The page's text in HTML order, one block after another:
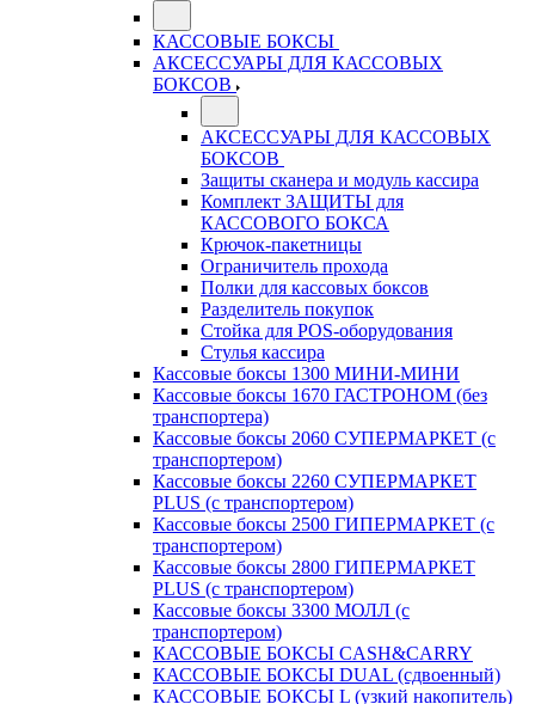
КАССОВЫЕ БОКСЫ
АКСЕССУАРЫ ДЛЯ КАССОВЫХ
БОКСОВ
АКСЕССУАРЫ ДЛЯ КАССОВЫХ
БОКСОВ
Защиты сканера и модуль кассира
Комплект ЗАЩИТЫ для
КАССОВОГО БОКСА
Крючок-пакетницы
Ограничитель прохода
Полки для кассовых боксов
Разделитель покупок
Стойка для POS-оборудования
Стулья кассира
Кассовые боксы 1300 МИНИ-МИНИ
Кассовые боксы 1670 ГАСТРОНОМ (без
транспортера)
Кассовые боксы 2060 СУПЕРМАРКЕТ (с
транспортером)
Кассовые боксы 2260 СУПЕРМАРКЕТ
PLUS (с транспортером)
Кассовые боксы 2500 ГИПЕРМАРКЕТ (с
транспортером)
Кассовые боксы 2800 ГИПЕРМАРКЕТ
PLUS (с транспортером)
Кассовые боксы 3300 МОЛЛ (с
транспортером)
КАССОВЫЕ БОКСЫ CASH&CARRY
КАССОВЫЕ БОКСЫ DUAL (сдвоенный)
КАССОВЫЕ БОКСЫ L (узкий накопитель)